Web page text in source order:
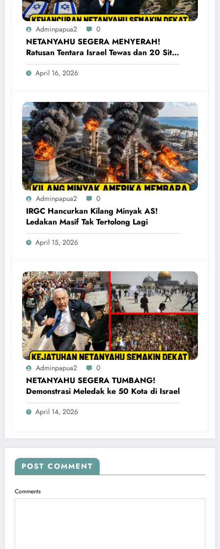
Adminpapua2 0
NETANYAHU SEGERA MENYERAH!
Ratusan Tentara Israel Tewas dan 20 Situs
Penting Meledak
April 16, 2026
Adminpapua2 0
IRGC Hancurkan Kilang Minyak AS!
Ledakan Masif Tak Tertolong Lagi
April 15, 2026
Adminpapua2 0
NETANYAHU SEGERA TUMBANG!
Demonstrasi Meledak ke 50 Kota di Israel
April 14, 2026
POST COMMENT
Comments